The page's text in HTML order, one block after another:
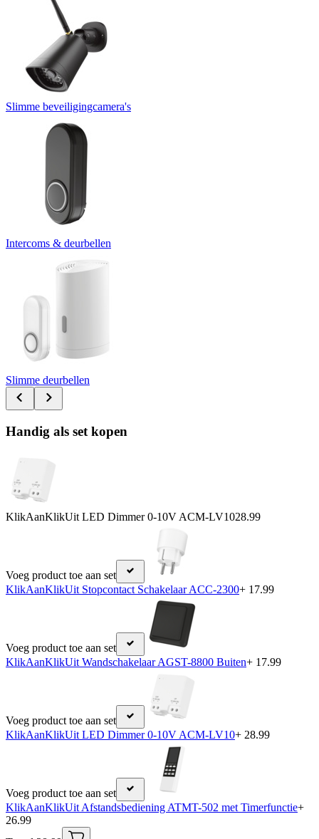
Slimme beveiligingcamera's
Intercoms & deurbellen
Slimme deurbellen
Handig als set kopen
KlikAanKlikUit LED Dimmer 0-10V ACM-LV1028.99
Voeg product toe aan set
KlikAanKlikUit Stopcontact Schakelaar ACC-2300+ 17.99
Voeg product toe aan set
KlikAanKlikUit Wandschakelaar AGST-8800 Buiten+ 17.99
Voeg product toe aan set
KlikAanKlikUit LED Dimmer 0-10V ACM-LV10+ 28.99
Voeg product toe aan set
KlikAanKlikUit Afstandsbediening ATMT-502 met Timerfunctie+
26.99